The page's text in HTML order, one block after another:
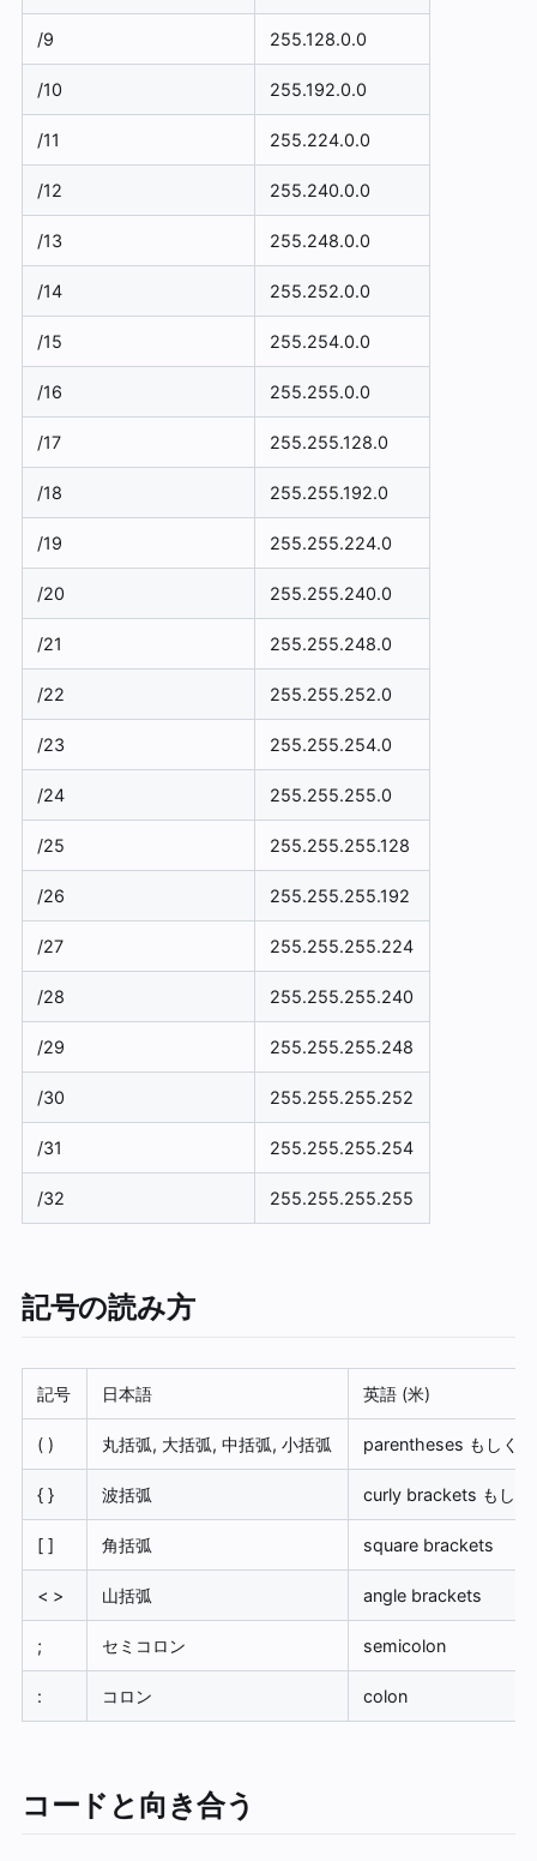
/9 255.128.0.0
/10 255.192.0.0
/11 255.224.0.0
/12 255.240.0.0
/13 255.248.0.0
/14 255.252.0.0
/15 255.254.0.0
/16 255.255.0.0
/17 255.255.128.0
/18 255.255.192.0
/19 255.255.224.0
/20 255.255.240.0
/21 255.255.248.0
/22 255.255.252.0
/23 255.255.254.0
/24 255.255.255.0
/25 255.255.255.128
/26 255.255.255.192
/27 255.255.255.224
/28 255.255.255.240
/29 255.255.255.248
/30 255.255.255.252
/31 255.255.255.254
/32 255.255.255.255
記号の読み方
記号 日本語 英語 (米)
( ) 丸括弧, 大括弧, 中括弧, 小括弧 parentheses もしく
{ } 波括弧 curly brackets もし
[ ] 角括弧 square brackets
< > 山括弧 angle brackets
; セミコロン semicolon
: コロン colon
コードと向き合う